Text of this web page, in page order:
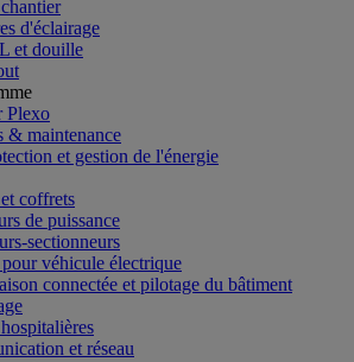
d'éclairage
et douille
Plexo
& maintenance
et gestion de l'énergie
coffrets
de puissance
sectionneurs
véhicule électrique
connectée et pilotage du bâtiment
et réseau